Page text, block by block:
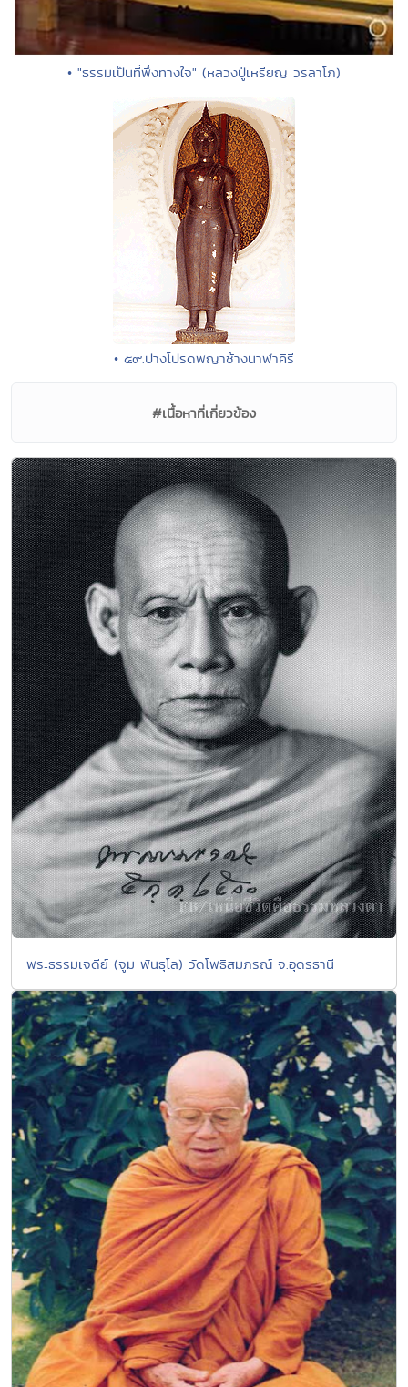
• "ธรรมเป็นที่พึ่งทางใจ" (หลวงปู่เหรียญ วรลาโภ)
• ๕๙.ปางโปรดพญาช้างนาฬาคิรี
#เนื้อหาที่เกี่ยวข้อง
พระธรรมเจดีย์ (จูม พันธุโล) วัดโพธิสมภรณ์ จ.อุดรธานี